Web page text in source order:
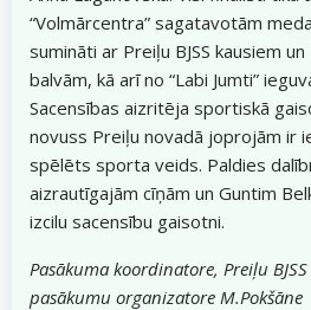
“Volmārcentra” sagatavotām
sumināti ar Preiļu BJSS kausiem
balvām, kā arī no “Labi Jumti”
Sacensības aizritēja sportiskā
novuss Preiļu novadā joprojām ir
spēlēts sporta veids. Paldies
aizrautīgajām cīņām un Guntim
izcilu sacensību gaisotni.
Pasākuma koordinatore, Preiļu
pasākumu organizatore M.Pokšāne